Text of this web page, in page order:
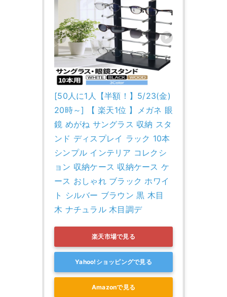
[50人に1人【半額！】5/23(金)
20時～] 【 楽天1位 】メガネ 眼
鏡 めがね サングラス 収納 スタ
ンド ディスプレイ ラック 10本
シンプル インテリア コレクシ
ョン 収納ケース 収納ケース ケ
ース おしゃれ ブラック ホワイ
ト シルバー ブラウン 黒 木目
木 ナチュラル 木目調デ
楽天市場で見る
Yahoo!ショッピングで見る
Amazonで見る